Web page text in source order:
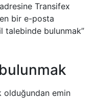
adresine Transifex
bir e-posta
talebinde bulunmak”
olduğundan emin